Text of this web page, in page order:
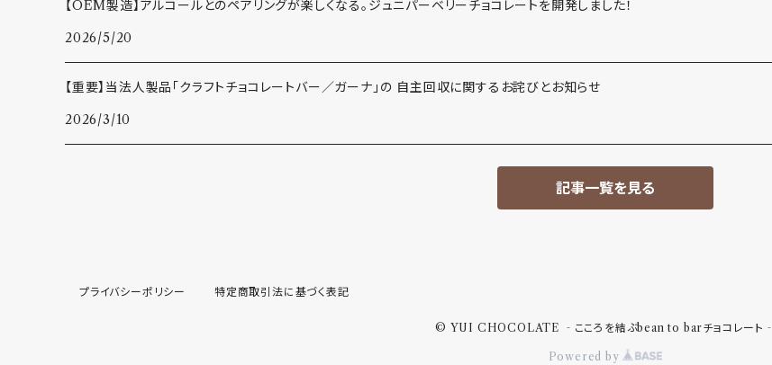
【OEM製造】アルコールとのペアリングが楽しくなる。ジュニパーベリーチョコレートを開発しました！
2026/5/20
【重要】当法人製品「クラフトチョコレートバー／ガーナ」の 自主回収に関するお詫びとお知らせ
2026/3/10
記事一覧を見る
プライバシーポリシー 特定商取引法に基づく表記
© YUI CHOCOLATE ‐こころを結ぶbean to barチョコレート‐
Powered by